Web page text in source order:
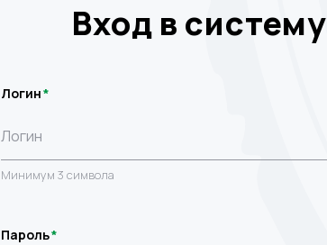
Вход в систему
Логин
Минимум 3 символа
Пароль